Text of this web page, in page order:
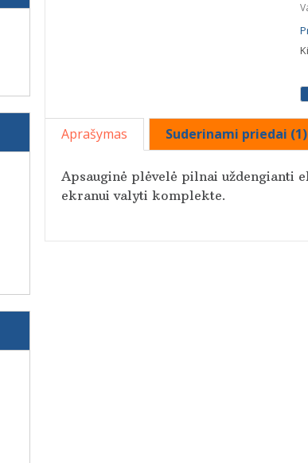
Aprašymas Suderinami priedai (1)
Apsauginė plėvelė pilnai uždengianti
ekranui valyti komplekte.